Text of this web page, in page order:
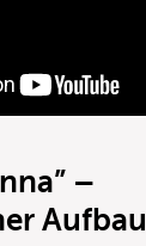
–
Aufbau